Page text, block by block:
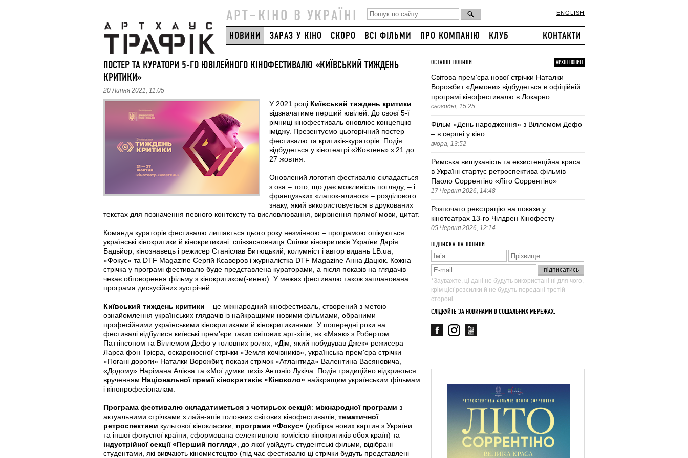
АРТ–КІНО В УКРАЇНІ ENGLISH
НОВИНИ ЗАРАЗ У КІНО СКОРО ВСІ ФІЛЬМИ ПРО КОМПАНІЮ КЛУБ КОНТАКТИ
ПОСТЕР ТА КУРАТОРИ 5-ГО ЮВІЛЕЙНОГО КІНОФЕСТИВАЛЮ «КИЇВСЬКИЙ ТИЖДЕНЬ
КРИТИКИ»
20 Липня 2021, 11:05
У 2021 році Київський тиждень критики
відзначатиме перший ювілей. До своєї 5-ї
річниці кінофестиваль оновлює концепцію
іміджу. Презентуємо цьогорічний постер
фестивалю та критиків-кураторів. Подія
відбудеться у кінотеатрі «Жовтень» з 21 до
27 жовтня.
Оновлений логотип фестивалю складається
з ока – того, що дає можливість погляду, – і
французьких «лапок-ялинок» – розділового
знаку, який використовується в друкованих
текстах для позначення певного контексту та висловлювання, вирізнення прямої мови, цитат.
Команда кураторів фестивалю лишається цього року незмінною – програмою опікуються
українські кінокритики й кінокритикині: співзасновниця Спілки кінокритиків України Дарія
Бадьйор, кінознавець і режисер Станіслав Битюцький, колумніст і автор видань LB.ua,
«Фокус» та DTF Magazine Сергій Ксаверов і журналістка DTF Magazine Анна Дацюк. Кожна
стрічка у програмі фестивалю буде представлена кураторами, а після показів на глядачів
чекає обговорення фільму з кінокритиком(-инею). У межах фестивалю також запланована
програма дискусійних зустрічей.
Київський тиждень критики – це міжнародний кінофестиваль, створений з метою
ознайомлення українських глядачів із найкращими новими фільмами, обраними
професійними українськими кінокритиками й кінокритикинями. У попередні роки на
фестивалі відбулися київські прем'єри таких світових арт-хітів, як «Маяк» з Робертом
Паттінсоном та Віллемом Дефо у головних ролях, «Дім, який побудував Джек» режисера
Ларса фон Трієра, оскароносної стрічки «Земля кочівників», українська прем'єра стрічки
«Погані дороги» Наталки Ворожбит, покази стрічок «Атлантида» Валентина Васяновича,
«Додому» Нарімана Алієва та «Мої думки тихі» Антоніо Лукіча. Подія традиційно відкриється
врученням Національної премії кінокритиків «Кіноколо» найкращим українським фільмам
і кінопрофесіоналам.
Програма фестивалю складатиметься з чотирьох секцій: міжнародної програми з
актуальними стрічками з лайн-апів головних світових кінофестивалів, тематичної
ретроспективи культової кінокласики, програми «Фокус» (добірка нових картин з України
та іншої фокусної країни, сформована селективною комісією кінокритиків обох країн) та
індустрійної секції «Перший погляд» , до якої увійдуть студентські фільми, відібрані
студентами, які вивчають кіномистецтво (під час фестивалю ці стрічки будуть представлені
ОСТАННІ НОВИНИ АРХІВ НОВИН
Світова премʼєра нової стрічки Наталки
Ворожбит «Демони» відбудеться в офіційній
програмі кінофестивалю в Локарно
сьогодні, 15:25
Фільм «День народження» з Віллемом Дефо
– в серпні у кіно
вчора, 13:52
Римська вишуканість та екзистенційна краса:
в Україні стартує ретроспектива фільмів
Паоло Соррентіно «Літо Соррентіно»
17 Червня 2026, 14:48
Розпочато реєстрацію на покази у
кінотеатрах 13-го Чілдрен Кінофесту
05 Червня 2026, 12:14
ПІДПИСКА НА НОВИНИ
*Зауважте, ці дані не будуть використані ні для чого,
крім цієї розсилки й не будуть передані третій
стороні.
СЛІДКУЙТЕ ЗА НОВИНАМИ В СОЦІАЛЬНИХ МЕРЕЖАХ: